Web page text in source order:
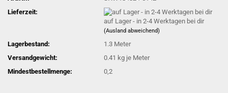
Lieferzeit:
auf Lager - in 2-4 Werktagen bei dir
(Ausland abweichend)
Lagerbestand: 1.3 Meter
Versandgewicht:
0.41 kg je Meter
Mindestbestellmenge:
0,2